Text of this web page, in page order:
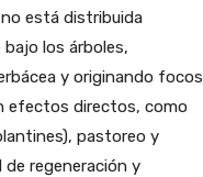
está distribuida
los árboles,
y originando focos
efectos directos, como
pastoreo y
regeneración y